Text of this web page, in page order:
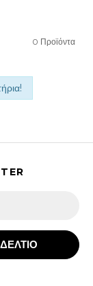
0 Προϊόντα